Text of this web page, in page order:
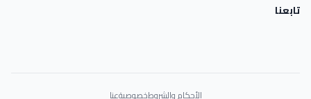
تابعنا
الأحكام والشروطخصوصيةعنا